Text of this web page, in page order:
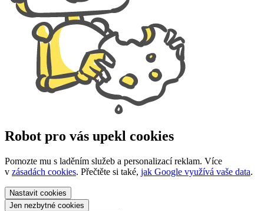
Robot pro vás upekl cookies
Pomozte mu s laděním služeb a personalizací reklam. Více
v zásadách cookies. Přečtěte si také, jak Google využívá vaše data.
Nastavit cookies
Jen nezbytné cookies